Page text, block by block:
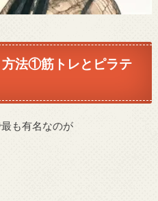
法①筋トレとピラテ
も有名なのが